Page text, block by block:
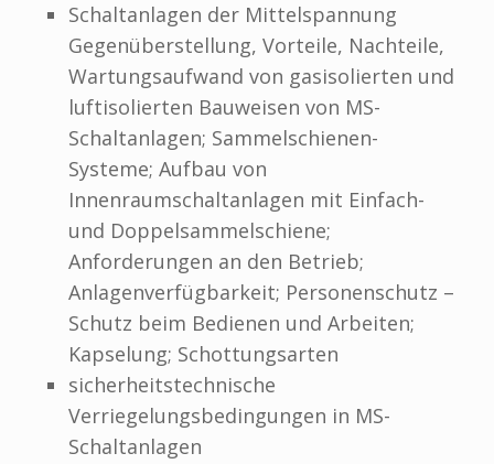
Schaltanlagen der Mittelspannung
Gegenüberstellung, Vorteile, Nachteile,
Wartungsaufwand von gasisolierten und
luftisolierten Bauweisen von MS-
Schaltanlagen; Sammelschienen-
Systeme; Aufbau von
Innenraumschaltanlagen mit Einfach-
und Doppelsammelschiene;
Anforderungen an den Betrieb;
Anlagenverfügbarkeit; Personenschutz –
Schutz beim Bedienen und Arbeiten;
Kapselung; Schottungsarten
sicherheitstechnische
Verriegelungsbedingungen in MS-
Schaltanlagen